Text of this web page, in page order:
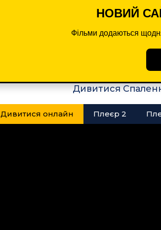
НОВИЙ
Фільми додаються
Дивитися
Дивитися онлайн Плеєр 2